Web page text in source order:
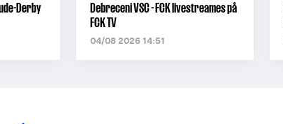
Derby
Debreceni VSC - FCK livestreames på
FCK TV
04/08 2026 14:51